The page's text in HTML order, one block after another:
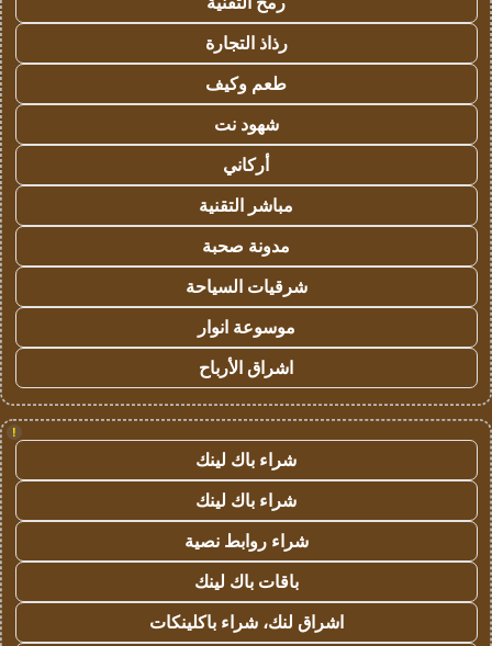
رذاذ التجارة
طعم وكيف
شهود نت
أركاني
مباشر التقنية
مدونة صحبة
شرقيات السياحة
موسوعة انوار
اشراق الأرباح
!
شراء باك لينك
شراء باك لينك
شراء روابط نصية
باقات باك لينك
اشراق لنك، شراء باكلينكات